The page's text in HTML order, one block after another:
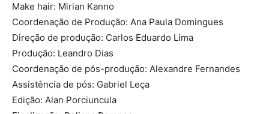
Make hair: Mirian Kanno
Coordenação de Produção: Ana Paula Domingues
Direção de produção: Carlos Eduardo Lima
Produção: Leandro Dias
Coordenação de pós-produção: Alexandre Fernandes
Assistência de pós: Gabriel Leça
Edição: Alan Porciuncula